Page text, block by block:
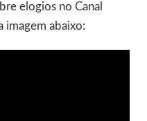
elogios no Canal
imagem abaixo: